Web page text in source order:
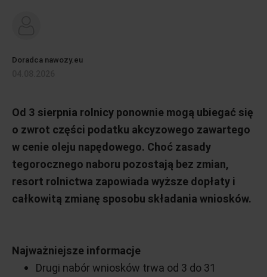
Doradca nawozy.eu
Od 3 sierpnia rolnicy ponownie mogą ubiegać się
o zwrot części podatku akcyzowego zawartego
w cenie oleju napędowego. Choć zasady
tegorocznego naboru pozostają bez zmian,
resort rolnictwa zapowiada wyższe dopłaty i
całkowitą zmianę sposobu składania wniosków.
Najważniejsze informacje
Drugi nabór wniosków trwa od 3 do 31